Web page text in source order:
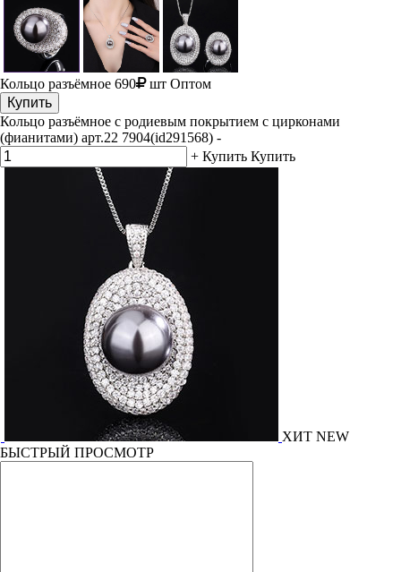
Кольцо разъёмное 690 шт Оптом
Купить
Кольцо разъёмное с родиевым покрытием с цирконами
(фианитами) арт.22 7904(id291568) -
+ Купить Купить
ХИТ NEW
БЫСТРЫЙ ПРОСМОТР